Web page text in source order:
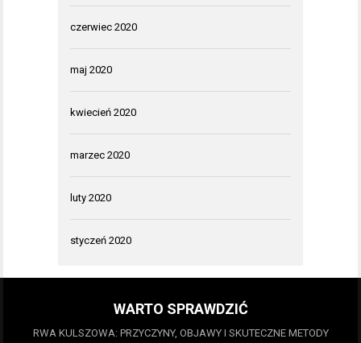
czerwiec 2020
maj 2020
kwiecień 2020
marzec 2020
luty 2020
styczeń 2020
WARTO SPRAWDZIĆ
RWA KULSZOWA: PRZYCZYNY, OBJAWY I SKUTECZNE METODY